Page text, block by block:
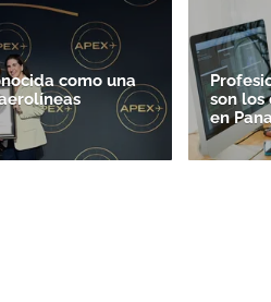
como una
son los
en